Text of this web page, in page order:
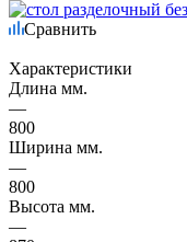
Сравнить
Характеристики
Длина мм.
—
800
Ширина мм.
—
800
Высота мм.
—